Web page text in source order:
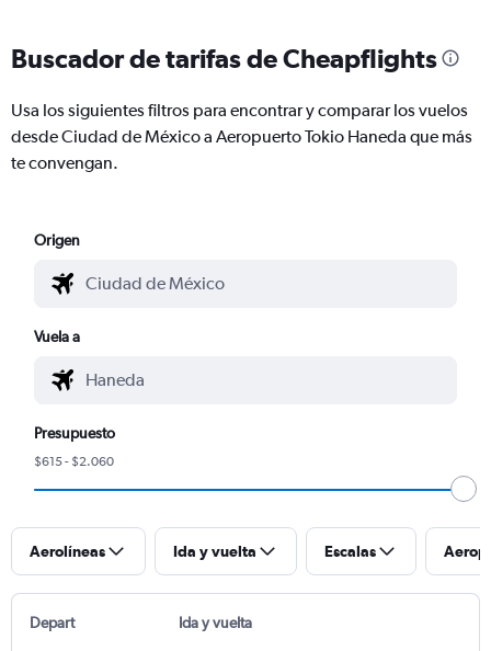
Buscador de tarifas de Cheapflights
Usa los siguientes filtros para encontrar y comparar los vuelos
desde Ciudad de México a Aeropuerto Tokio Haneda que más
te convengan.
Origen
Vuela a
Presupuesto
$615 - $2.060
Aerolíneas Ida y vuelta Escalas
Depart Ida y vuelta